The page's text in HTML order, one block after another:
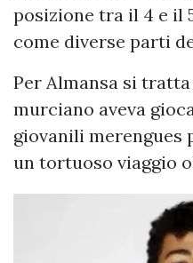
posizione tra il 4 e il
come diverse parti
Per Almansa si
murciano aveva
giovanili
un tortuoso viaggio